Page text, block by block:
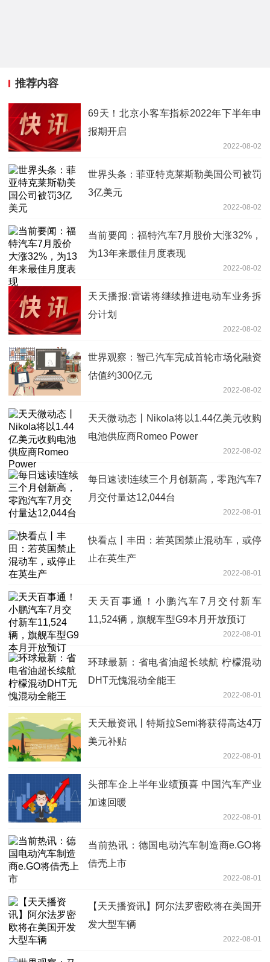
推荐内容
69天！北京小客车指标2022年下半年申
报期开启
2022-08-02
世界头条：菲亚特克莱斯勒美国公司被罚
3亿美元
2022-08-02
当前要闻：福特汽车7月股价大涨32%，
为13年来最佳月度表现
2022-08-02
天天播报:雷诺将继续推进电动车业务拆
分计划
2022-08-02
世界观察：智己汽车完成首轮市场化融资
估值约300亿元
2022-08-02
天天微动态丨Nikola将以1.44亿美元收购
电池供应商Romeo Power
2022-08-02
每日速读!连续三个月创新高，零跑汽车7
月交付量达12,044台
2022-08-01
快看点丨丰田：若英国禁止混动车，或停
止在英生产
2022-08-01
天天百事通！小鹏汽车7月交付新车
11,524辆，旗舰车型G9本月开放预订
2022-08-01
环球最新：省电省油超长续航 柠檬混动
DHT无愧混动全能王
2022-08-01
天天最资讯丨特斯拉Semi将获得高达4万
美元补贴
2022-08-01
头部车企上半年业绩预喜 中国汽车产业
加速回暖
2022-08-01
当前热讯：德国电动汽车制造商e.GO将
借壳上市
2022-08-01
【天天播资讯】阿尔法罗密欧将在美国开
发大型车辆
2022-08-01